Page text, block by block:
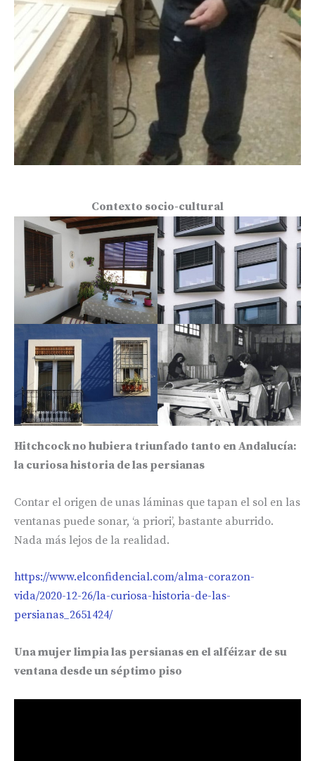
Contexto socio-cultural
Hitchcock no hubiera triunfado tanto en Andalucía:
la curiosa historia de las persianas
Contar el origen de unas láminas que tapan el sol en las
ventanas puede sonar, ‘a priori’, bastante aburrido.
Nada más lejos de la realidad.
https://www.elconfidencial.com/alma-corazon-
vida/2020-12-26/la-curiosa-historia-de-las-
persianas_2651424/
Una mujer limpia las persianas en el alféizar de su
ventana desde un séptimo piso